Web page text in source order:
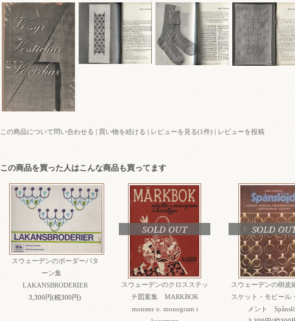
この商品について問い合わせる 買い物を続ける レビューを見る(1件) レビューを投稿
この商品を買った人はこんな商品も買ってます
スウェーデンのボーダーパタ
ーン集
LAKANSBRODERIER
3,300円(税300円)
SOLD OUT
スウェーデンのクロスステッ
チ図案集 MARKBOK
monster o. monogram i
SOLD
スウェーデンの樹
スケット・モビール
メント